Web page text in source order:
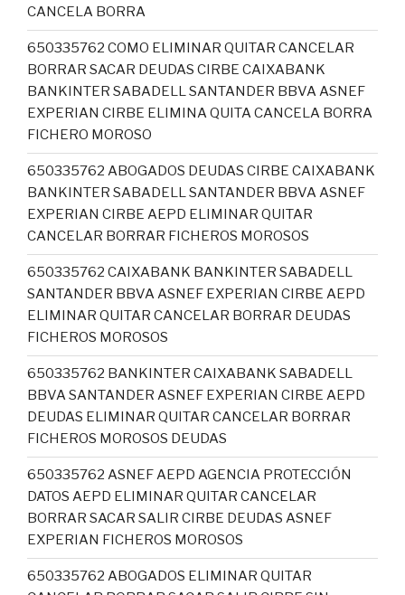
CANCELA BORRA
650335762 COMO ELIMINAR QUITAR CANCELAR
BORRAR SACAR DEUDAS CIRBE CAIXABANK
BANKINTER SABADELL SANTANDER BBVA ASNEF
EXPERIAN CIRBE ELIMINA QUITA CANCELA BORRA
FICHERO MOROSO
650335762 ABOGADOS DEUDAS CIRBE CAIXABANK
BANKINTER SABADELL SANTANDER BBVA ASNEF
EXPERIAN CIRBE AEPD ELIMINAR QUITAR
CANCELAR BORRAR FICHEROS MOROSOS
650335762 CAIXABANK BANKINTER SABADELL
SANTANDER BBVA ASNEF EXPERIAN CIRBE AEPD
ELIMINAR QUITAR CANCELAR BORRAR DEUDAS
FICHEROS MOROSOS
650335762 BANKINTER CAIXABANK SABADELL
BBVA SANTANDER ASNEF EXPERIAN CIRBE AEPD
DEUDAS ELIMINAR QUITAR CANCELAR BORRAR
FICHEROS MOROSOS DEUDAS
650335762 ASNEF AEPD AGENCIA PROTECCIÓN
DATOS AEPD ELIMINAR QUITAR CANCELAR
BORRAR SACAR SALIR CIRBE DEUDAS ASNEF
EXPERIAN FICHEROS MOROSOS
650335762 ABOGADOS ELIMINAR QUITAR